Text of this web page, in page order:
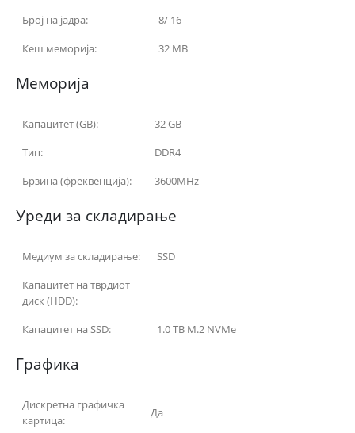
Број на јадра:
8/ 16
Кеш меморија:
32 MB
Меморија
Капацитет (GB):
32 GB
Тип:
DDR4
Брзина (фреквенција):
3600MHz
Уреди за складирање
Медиум за складирање:
SSD
Капацитет на тврдиот
диск (HDD):
Капацитет на SSD:
1.0 TB M.2 NVMe
Графика
Дискретна графичка
картица:
Да